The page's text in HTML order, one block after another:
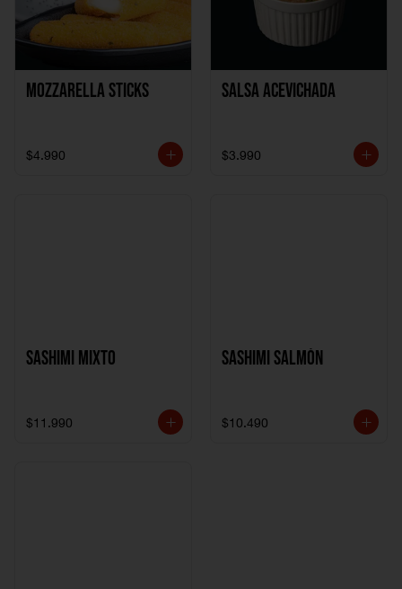
Mozzarella Sticks
$4.990
Salsa Acevichada
$3.990
Sashimi Mixto
$11.990
Sashimi Salmón
$10.490